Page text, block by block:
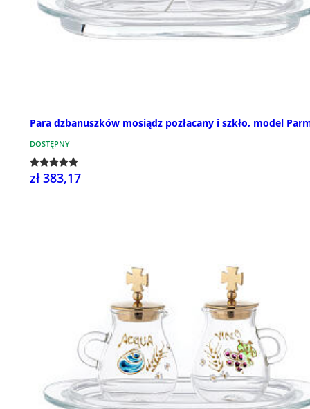
Para dzbanuszków mosiądz pozłacany i szkło, model
DOSTĘPNY
zł 383,17